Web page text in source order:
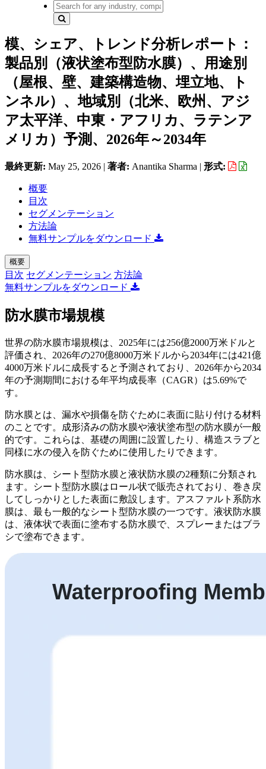
模、シェア、トレンド分析レポート：
製品別（液状塗布型防水膜）、用途別
（屋根、壁、建築構造物、埋立地、ト
ンネル）、地域別（北米、欧州、アジ
ア太平洋、中東・アフリカ、ラテンア
メリカ）予測、2026年～2034年
最終更新: May 25, 2026 | 著者: Anantika Sharma | 形式:
概要
目次
セグメンテーション
方法論
無料サンプルをダウンロード
概要
目次 セグメンテーション 方法論
無料サンプルをダウンロード
防水膜市場規模
世界の防水膜市場規模は、2025年には256億2000万米ドルと
評価され、2026年の270億8000万米ドルから2034年には421億
4000万米ドルに成長すると予測されており、2026年から2034
年の予測期間における年平均成長率（CAGR）は5.69%で
す。
防水膜とは、漏水や損傷を防ぐために表面に貼り付ける材料
のことです。成形済みの防水膜や液状塗布型の防水膜が一般
的です。これらは、基礎の周囲に設置したり、構造スラブと
同様に水の侵入を防ぐために使用したりできます。
防水膜は、シート型防水膜と液状防水膜の2種類に分類され
ます。シート型防水膜はロール状で販売されており、巻き戻
してしっかりとした表面に敷設します。アスファルト系防水
膜は、最も一般的なシート型防水膜の一つです。液状防水膜
は、液体状で表面に塗布する防水膜で、スプレーまたはブラ
シで塗布できます。